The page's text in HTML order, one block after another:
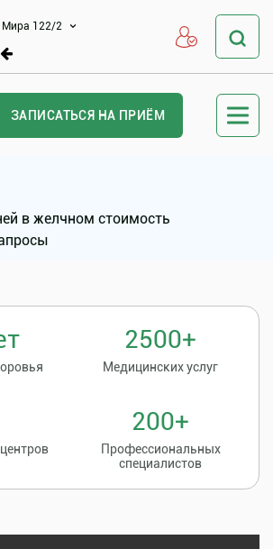
Мира 122/2
ЗАПИСАТЬСЯ НА ПРИЁМ
в желчном стоимость
2500+
Медицинских услуг
200+
Профессиональных
специалистов